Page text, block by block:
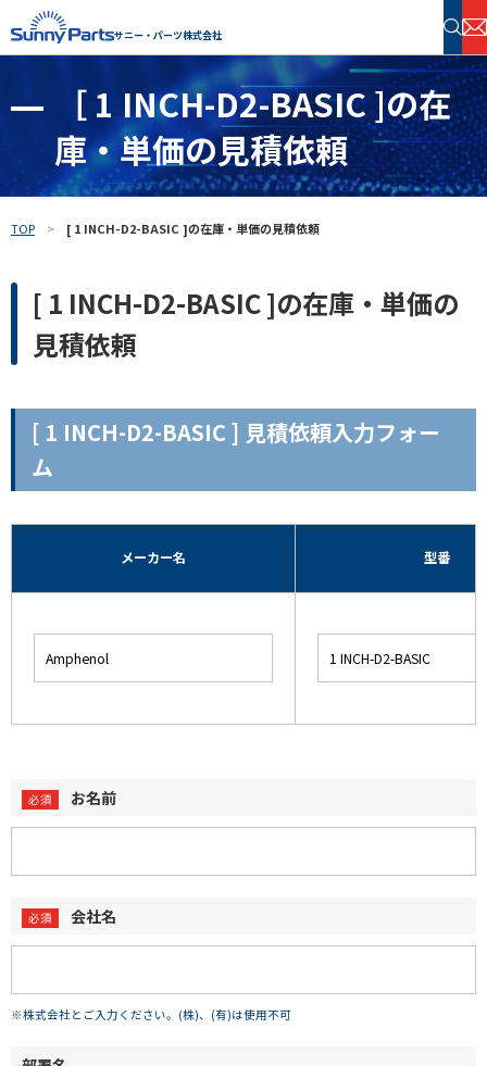
サニー・パーツ株式会社
半導体・電子部品 在庫検索
フリーワードで探す
［ 1 INCH-D2-BASIC ]の在
庫・単価の見積依頼
TOP [ 1 INCH-D2-BASIC ]の在庫・単価の見積依頼
[ 1 INCH-D2-BASIC ]の在庫・単価の
見積依頼
[ 1 INCH-D2-BASIC ] 見積依頼入力フォー
ム
メーカー名 型番
お名前
会社名
※株式会社とご入力ください。(株)、(有)は使用不可